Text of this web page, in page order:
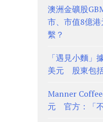
澳洲金礦股
市、市值8億
繫？
「遇見小麵」
美元 股東包
Manner
元 官方：「不